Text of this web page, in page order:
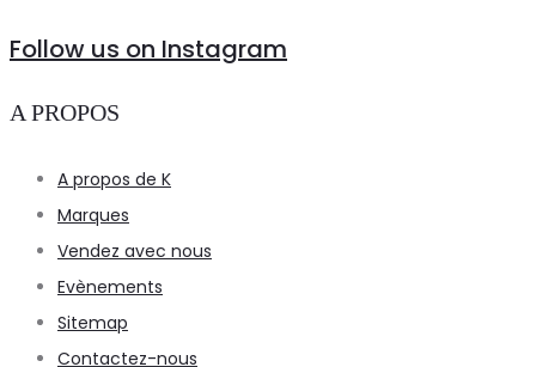
Follow us on Instagram
A PROPOS
A propos de K
Marques
Vendez avec nous
Evènements
Sitemap
Contactez-nous